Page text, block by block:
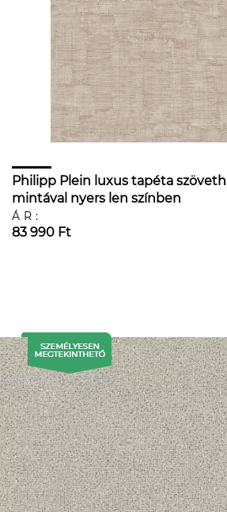
Philipp Plein luxus tapéta
mintával nyers len színben
ÁR:
83 990 Ft